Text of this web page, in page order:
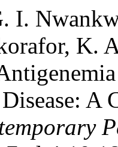
I.
K.
A